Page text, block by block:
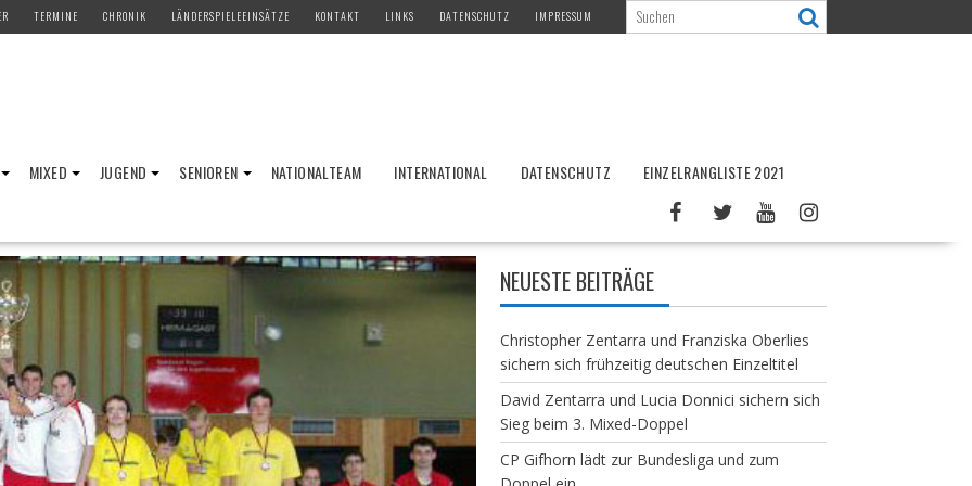
TERMINE CHRONIK LÄNDERSPIELEEINSÄTZE KONTAKT LINKS DATENSCHUTZ IMPRESSUM
MIXED JUGEND SENIOREN NATIONALTEAM INTERNATIONAL DATENSCHUTZ EINZELRANGLISTE 2021
NEUESTE BEITRÄGE
Christopher Zentarra und Franziska Oberlies
sichern sich frühzeitig deutschen Einzeltitel
David Zentarra und Lucia Donnici sichern sich
Sieg beim 3. Mixed-Doppel
CP Gifhorn lädt zur Bundesliga und zum